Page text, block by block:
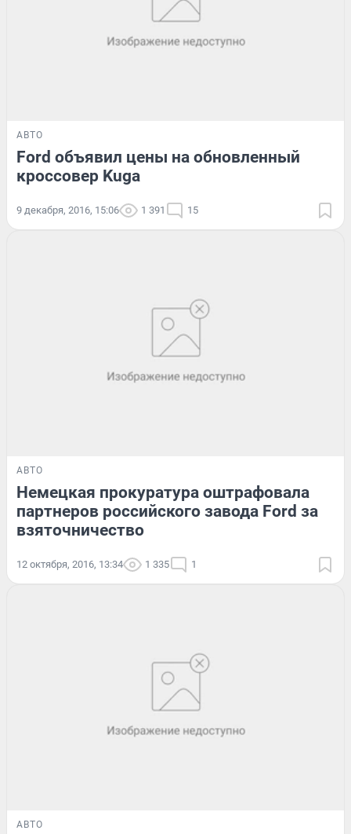
АВТО
Ford объявил цены на обновленный
кроссовер Kuga
9 декабря, 2016, 15:06 1 391 15
АВТО
Немецкая прокуратура оштрафовала
партнеров российского завода Ford за
взяточничество
12 октября, 2016, 13:34 1 335 1
АВТО